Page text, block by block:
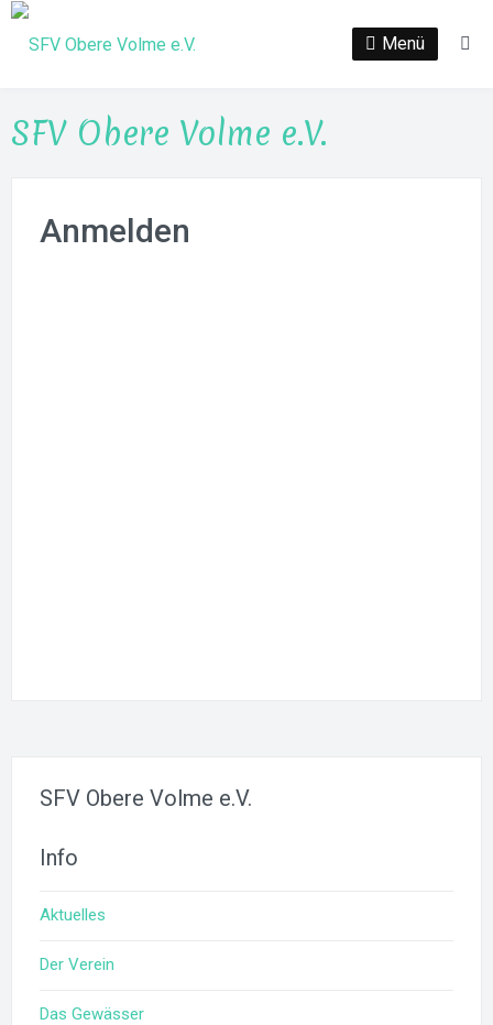
Zum
Inhalt
SFV Obere Volme e.V.
Menü
Anmelden
SFV Obere Volme e.V.
Info
Aktuelles
Der Verein
Das Gewässer